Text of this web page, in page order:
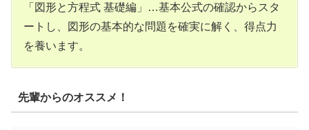
「図形と方程式 基礎編」…基本公式の確認からスタ
ートし、図形の基本的な問題を確実に解く、得点力
を養います。
先輩からのオススメ！